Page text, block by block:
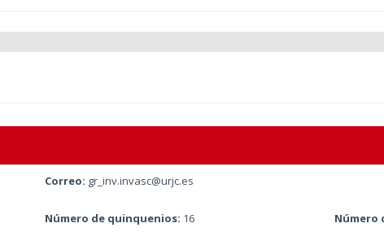
Correo: gr_inv.invasc@urjc.es
Número de quinquenios: 16 Número